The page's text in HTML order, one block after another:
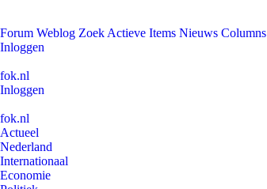
Forum Weblog Zoek Actieve Items Nieuws Columns
Inloggen
fok.nl
Inloggen
fok.nl
Actueel
Nederland
Internationaal
Economie